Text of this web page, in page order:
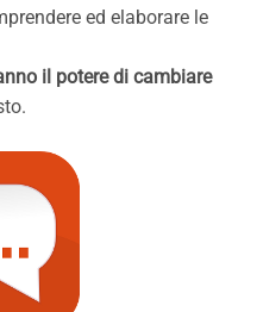
ed elaborare le
il potere di cambiare